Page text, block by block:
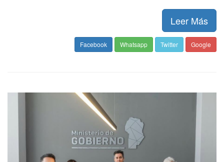
Leer Más
Facebook Whatsapp Twitter Google